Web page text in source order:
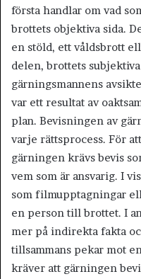
första handlar om vad
brottets objektiva sida.
en stöld, ett våldsbrott
delen, brottets
gärningsmannens
var ett resultat av
plan. Bevisningen av
varje rättsprocess. För
gärningen krävs bevis
vem som är ansvarig. I
som filmupptagningar
en person till brottet. I
mer på indirekta fakta
tillsammans pekar mot
kräver att gärningen